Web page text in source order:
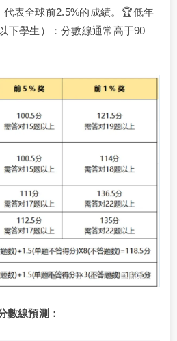
代表全球前2.5%的成績。🏆低年
下學生）：分數線通常高于90
數線預測：